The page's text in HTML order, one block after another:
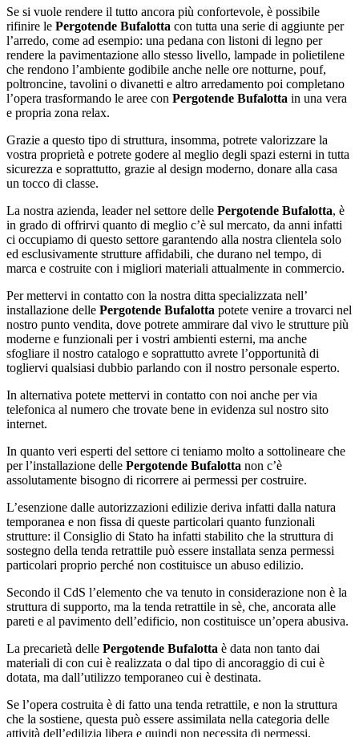
Se si vuole rendere il tutto ancora più confortevole, è possibile
rifinire le Pergotende Bufalotta con tutta una serie di aggiunte per
l’arredo, come ad esempio: una pedana con listoni di legno per
rendere la pavimentazione allo stesso livello, lampade in polietilene
che rendono l’ambiente godibile anche nelle ore notturne, pouf,
poltroncine, tavolini o divanetti e altro arredamento poi completano
l’opera trasformando le aree con Pergotende Bufalotta in una vera
e propria zona relax.
Grazie a questo tipo di struttura, insomma, potrete valorizzare la
vostra proprietà e potrete godere al meglio degli spazi esterni in tutta
sicurezza e soprattutto, grazie al design moderno, donare alla casa
un tocco di classe.
La nostra azienda, leader nel settore delle Pergotende Bufalotta, è
in grado di offrirvi quanto di meglio c’è sul mercato, da anni infatti
ci occupiamo di questo settore garantendo alla nostra clientela solo
ed esclusivamente strutture affidabili, che durano nel tempo, di
marca e costruite con i migliori materiali attualmente in commercio.
Per mettervi in contatto con la nostra ditta specializzata nell’
installazione delle Pergotende Bufalotta potete venire a trovarci nel
nostro punto vendita, dove potrete ammirare dal vivo le strutture più
moderne e funzionali per i vostri ambienti esterni, ma anche
sfogliare il nostro catalogo e soprattutto avrete l’opportunità di
togliervi qualsiasi dubbio parlando con il nostro personale esperto.
In alternativa potete mettervi in contatto con noi anche per via
telefonica al numero che trovate bene in evidenza sul nostro sito
internet.
In quanto veri esperti del settore ci teniamo molto a sottolineare che
per l’installazione delle Pergotende Bufalotta non c’è
assolutamente bisogno di ricorrere ai permessi per costruire.
L’esenzione dalle autorizzazioni edilizie deriva infatti dalla natura
temporanea e non fissa di queste particolari quanto funzionali
strutture: il Consiglio di Stato ha infatti stabilito che la struttura di
sostegno della tenda retrattile può essere installata senza permessi
particolari proprio perché non costituisce un abuso edilizio.
Secondo il CdS l’elemento che va tenuto in considerazione non è la
struttura di supporto, ma la tenda retrattile in sè, che, ancorata alle
pareti e al pavimento dell’edificio, non costituisce un’opera abusiva.
La precarietà delle Pergotende Bufalotta è data non tanto dai
materiali di con cui è realizzata o dal tipo di ancoraggio di cui è
dotata, ma dall’utilizzo temporaneo cui è destinata.
Se l’opera costruita è di fatto una tenda retrattile, e non la struttura
che la sostiene, questa può essere assimilata nella categoria delle
attività dell’edilizia libera e quindi non necessita di permessi.